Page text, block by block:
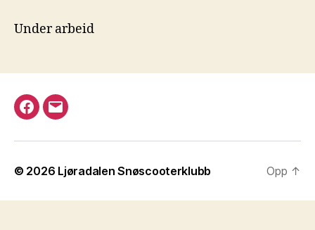
Under arbeid
Facebook
E-
© 2026 Ljøradalen Snøscooterklubb Opp ↑